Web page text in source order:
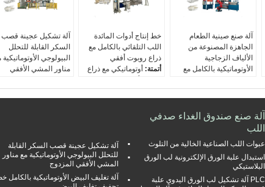
آلة تشكيل عجينة قصب
السكر القابلة للتحلل
البيولوجي
مناور المشي الأفقي
أتمتة:أوتوماتيكي مع
السعة الإنتاجية: 1 طن /
مجموعة / يوم
مواد خام:
الخشب ، لوحة
خط إنتاج أدوات المائدة
اللب التلقائي بالكامل مع
ذراع روبوت أفقي
أتمتة: أوتوماتيكي مع ذراع
حجم لوحة القالب:
1100 *
السعة الإنتاجية:
مجموعة / يوم
شفط
آلة صنع صينية الطعام
الجاهزة المصنوعة من
الألياف الزجاجية
الأوتوماتيكية بالكامل مع
أتمتة:
أوتوماتيكي مع 6
حجم لوحة القالب:
800 مم
الاهلية:
يوم
نوع التجفيف:تجف في
العفن
آلة تشكيل عجينة قصب السكر القابلة
للتحلل البيولوجي الأوتوماتيكية مع مناور
المشي الأفقي المزدوج
آلة تغليف البيض الأوتوماتيكية بالكامل
آلة صنع صندوق الغداء صدفي
اللب
عبوات اللب الصناعية الخالية من التلوث
استبدال علبة الورق الإلكترونية لب الورق
البلاستيكي
PLC آلة تشكيل لب الورق اليدوي علبة